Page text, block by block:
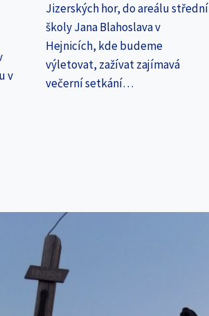
v
Jizerských hor, do areálu střední
školy Jana Blahoslava v
Hejnicích, kde budeme
výletovat, zažívat zajímavá
večerní setkání…